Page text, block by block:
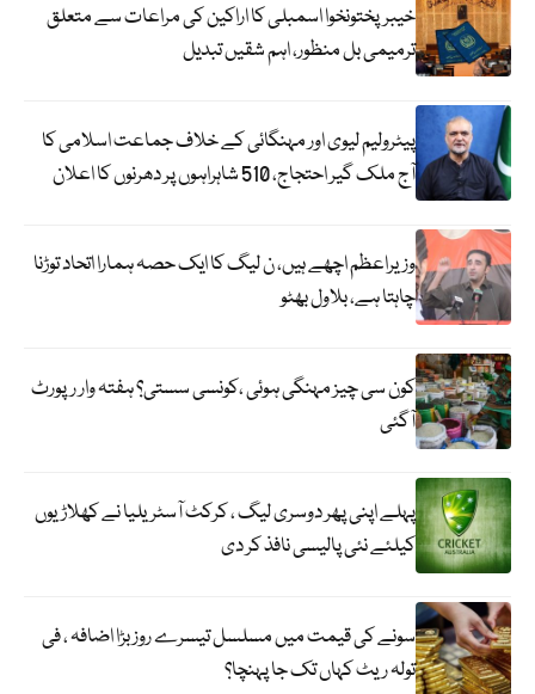
خیبرپختونخوا اسمبلی کا اراکین کی مراعات سے متعلق
ترمیمی بل منظور، اہم شقیں تبدیل
پیٹرولیم لیوی اور مہنگائی کے خلاف جماعت اسلامی کا
آج ملک گیر احتجاج، 510 شاہراہوں پر دھرنوں کا اعلان
وزیراعظم اچھے ہیں، ن لیگ کا ایک حصہ ہمارا اتحاد توڑنا
چاہتا ہے، بلاول بھٹو
کون سی چیز مہنگی ہوئی ،کونسی سستی؟ ہفتہ وار رپورٹ
آگئی
پہلے اپنی پھر دوسری لیگ ، کرکٹ آسٹریلیا نے کھلاڑیوں
کیلئے نئی پالیسی نافذ کر دی
سونے کی قیمت میں مسلسل تیسرے روز بڑا اضافہ ، فی
تولہ ریٹ کہاں تک جا پہنچا؟